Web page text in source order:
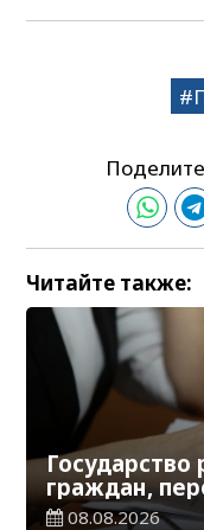
Читайте также:
граждан,
регионы для
08.08.2026